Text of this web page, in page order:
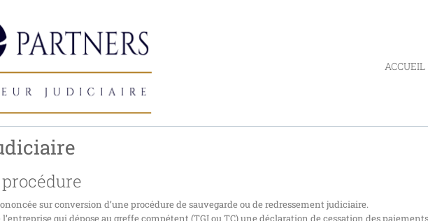
ACCUEIL
procédure
sur conversion d’une procédure de sauvegarde ou de redressement judiciaire.
qui dépose au greffe compétent (TGI ou TC) une déclaration de cessation des